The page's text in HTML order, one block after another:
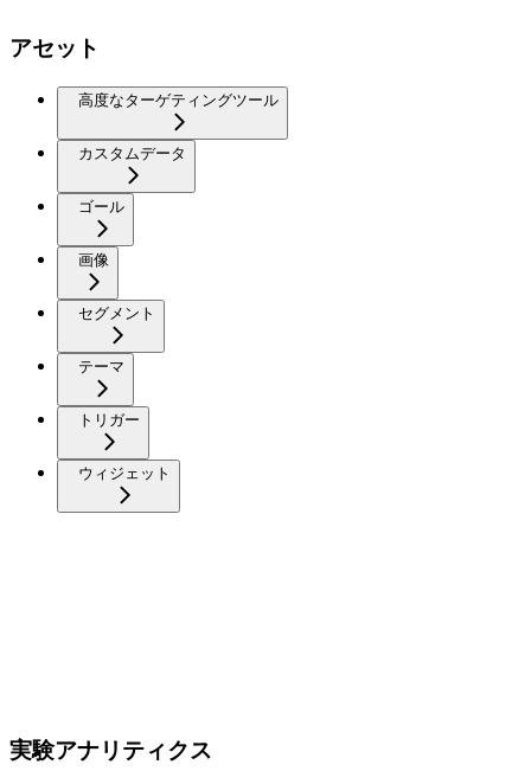
アセット
高度なターゲティングツール
カスタムデータ
ゴール
画像
セグメント
テーマ
トリガー
ウィジェット
実験アナリティクス